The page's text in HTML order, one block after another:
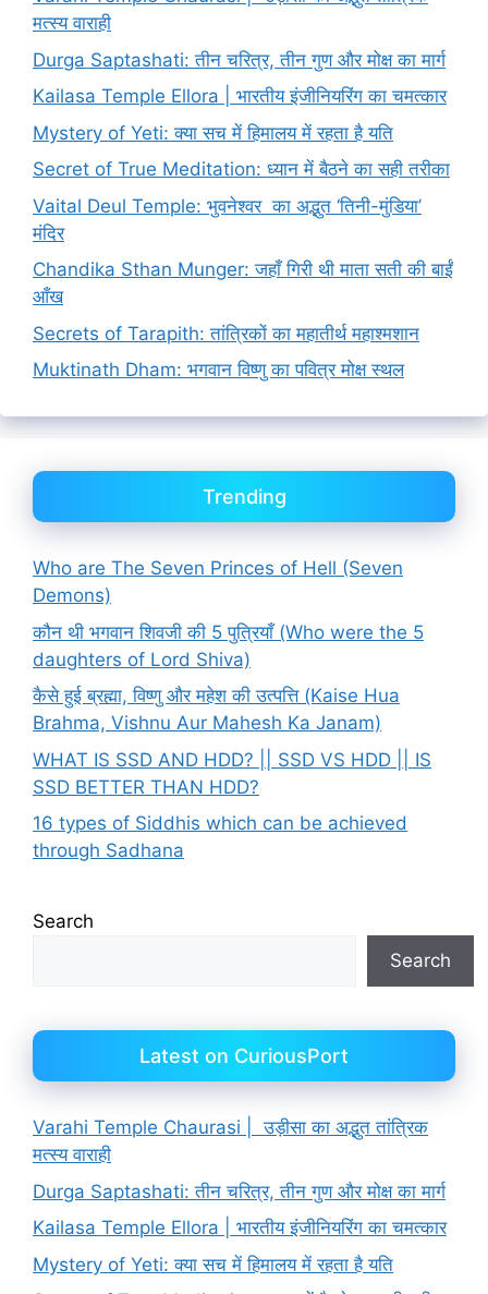
मत्स्य वाराही
Durga Saptashati: तीन चरित्र, तीन गुण और मोक्ष का मार्ग
Kailasa Temple Ellora | भारतीय इंजीनियरिंग का चमत्कार
Mystery of Yeti: क्या सच में हिमालय में रहता है यति
Secret of True Meditation: ध्यान में बैठने का सही तरीका
Vaital Deul Temple: भुवनेश्वर का अद्भुत ‘तिनी-मुंडिया’
मंदिर
Chandika Sthan Munger: जहाँ गिरी थी माता सती की बाईं
आँख
Secrets of Tarapith: तांत्रिकों का महातीर्थ महाश्मशान
Muktinath Dham: भगवान विष्णु का पवित्र मोक्ष स्थल
Trending
Who are The Seven Princes of Hell (Seven
Demons)
कौन थी भगवान शिवजी की 5 पुत्रियाँ (Who were the 5
daughters of Lord Shiva)
कैसे हुई ब्रह्मा, विष्णु और महेश की उत्पत्ति (Kaise Hua
Brahma, Vishnu Aur Mahesh Ka Janam)
WHAT IS SSD AND HDD? || SSD VS HDD || IS
SSD BETTER THAN HDD?
16 types of Siddhis which can be achieved
through Sadhana
Search
Search
Latest on CuriousPort
Varahi Temple Chaurasi | उड़ीसा का अद्भुत तांत्रिक
मत्स्य वाराही
Durga Saptashati: तीन चरित्र, तीन गुण और मोक्ष का मार्ग
Kailasa Temple Ellora | भारतीय इंजीनियरिंग का चमत्कार
Mystery of Yeti: क्या सच में हिमालय में रहता है यति